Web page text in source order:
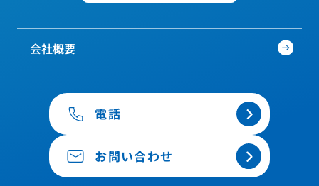
会社概要
電話
お問い合わせ